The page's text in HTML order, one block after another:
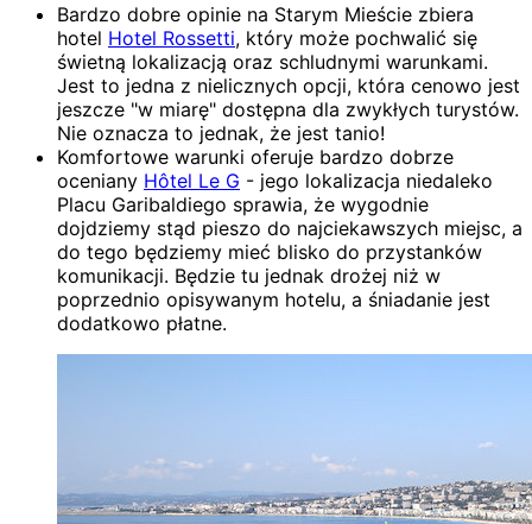
Bardzo dobre opinie na Starym Mieście zbiera
hotel Hotel Rossetti, który może pochwalić się
świetną lokalizacją oraz schludnymi warunkami.
Jest to jedna z nielicznych opcji, która cenowo jest
jeszcze "w miarę" dostępna dla zwykłych turystów.
Nie oznacza to jednak, że jest tanio!
Komfortowe warunki oferuje bardzo dobrze
oceniany Hôtel Le G - jego lokalizacja niedaleko
Placu Garibaldiego sprawia, że wygodnie
dojdziemy stąd pieszo do najciekawszych miejsc, a
do tego będziemy mieć blisko do przystanków
komunikacji. Będzie tu jednak drożej niż w
poprzednio opisywanym hotelu, a śniadanie jest
dodatkowo płatne.